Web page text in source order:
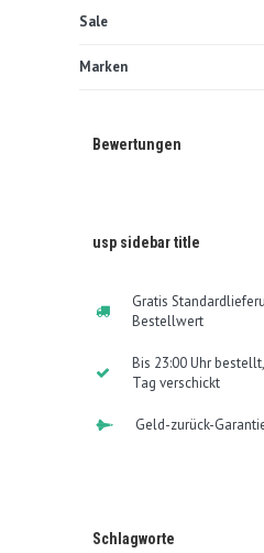
Sale
Marken
Bewertungen
usp sidebar title
Gratis
Bestellwert
Bis 23:00 Uhr
Tag verschickt
Geld-zurück-
Schlagworte